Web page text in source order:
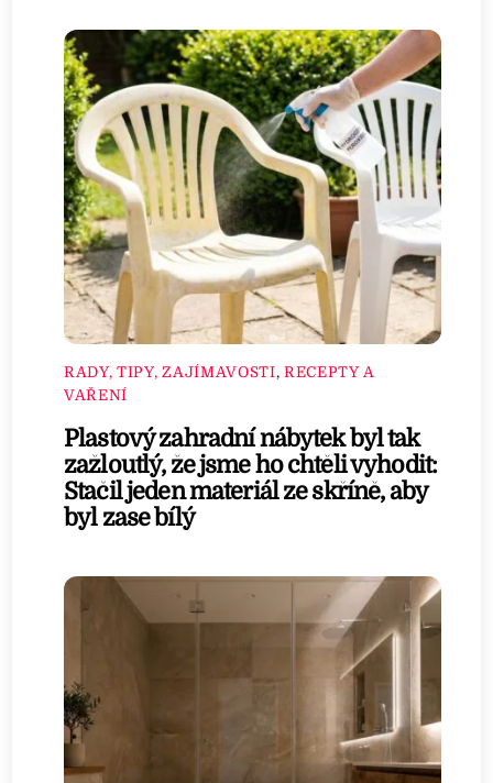
RADY, TIPY, ZAJÍMAVOSTI, RECEPTY A
VAŘENÍ
Plastový zahradní nábytek byl tak
zažloutlý, že jsme ho chtěli vyhodit:
Stačil jeden materiál ze skříně, aby
byl zase bílý